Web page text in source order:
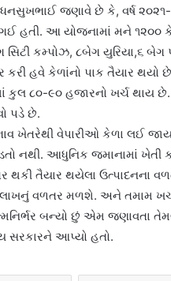
ધનસુખભાઈ જણાવે છે કે, વર્ષ
આ યોજનામાં મને ૧૨૦૦
કમ્પોઝ, ૮બેગ યુરિયા,૬
કરી હવે કેળાંનો પાક તૈયાર
કુલ ૮૦-૯૦ હજારનો ખર્ચ થાય
પડે છે.
ખેતરેથી વેપારીઓ કેળા લઈ
નથી. આધુનિક જમાનામાં
થકી તૈયાર થયેલા
વળતર મળશે. અને તમામ
બન્યો છું એમ જણાવતા
સરકારને આપ્યો હતો.